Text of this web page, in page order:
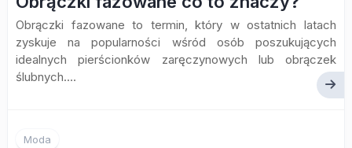
Obrączki fazowane to termin, który w ostatnich latach
zyskuje na popularności wśród osób poszukujących
idealnych pierścionków zaręczynowych lub obrączek
ślubnych....
Moda